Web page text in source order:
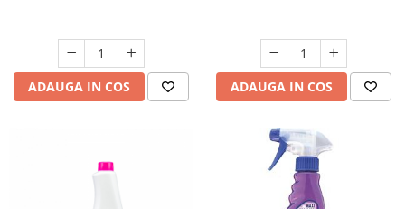
ADAUGA IN COS ADAUGA IN COS